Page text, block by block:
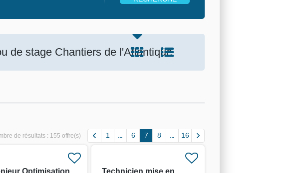
de stage Chantiers de l'Atlantique
de résultats : 155 offre(s) 1 6 7 8 16
Optimisation
Technicien mise en